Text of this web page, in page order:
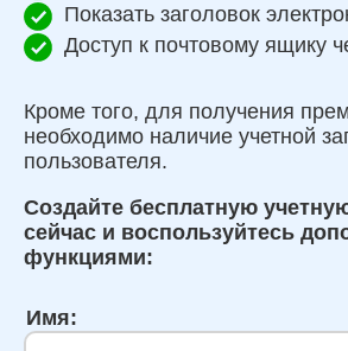
Показать заголовок
Доступ к почтовому ящику
Кроме того, для получения
необходимо наличие учетной
пользователя.
Создайте бесплатную
сейчас и воспользуйтесь
функциями:
Имя: